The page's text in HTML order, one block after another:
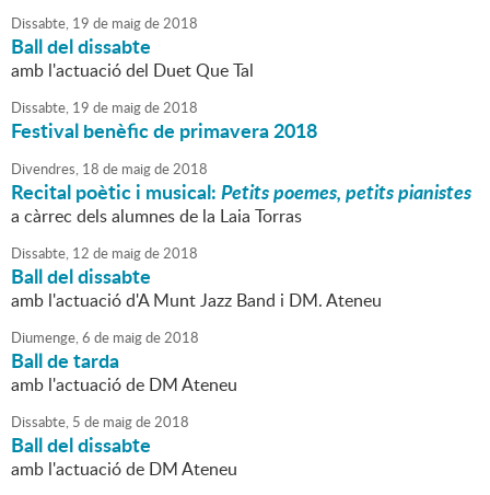
Dissabte, 19 de maigde2018
Ball del dissabte
amb l'actuació del Duet Que Tal
Dissabte, 19 de maigde2018
Festival benèfic de primavera 2018
Divendres, 18 de maigde2018
Recital poètic i musical:Petits poemes, petits pianistes
a càrrec dels alumnes de la Laia Torras
Dissabte, 12 de maigde2018
Ball del dissabte
amb l'actuació d'A Munt Jazz Band i DM. Ateneu
Diumenge,6 de maigde2018
Ball de tarda
amb l'actuació de DM Ateneu
Dissabte, 5 de maigde2018
Ball del dissabte
amb l'actuació de DM Ateneu